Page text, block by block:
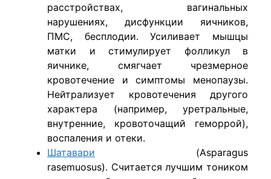
расстройствах, вагинальных
нарушениях, дисфункции яичников,
ПМС, бесплодии. Усиливает мышцы
матки и стимулирует фолликул в
яичнике, смягчает чрезмерное
кровотечение и симптомы менопаузы.
Нейтрализует кровотечения другого
характера (например, уретральные,
внутренние, кровоточащий геморрой),
воспаления и отеки.
Шатавари (Asparagus
rasemuosus). Считается лучшим тоником